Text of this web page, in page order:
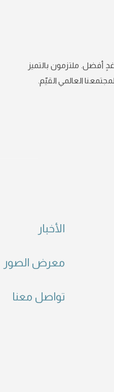
أفضل. ملتزمون بالتميز
العالمي القيّم.
الأخبار
معرض الصور
تواصل معنا